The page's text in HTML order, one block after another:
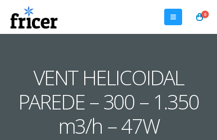
0
VENT HELICOIDAL
PAREDE – 300 – 1.350
m3/h – 47W